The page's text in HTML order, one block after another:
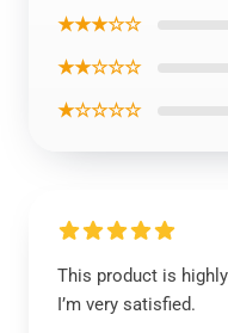
★★★☆☆
★★☆☆☆
★☆☆☆☆
This product is
I’m very satisfied.